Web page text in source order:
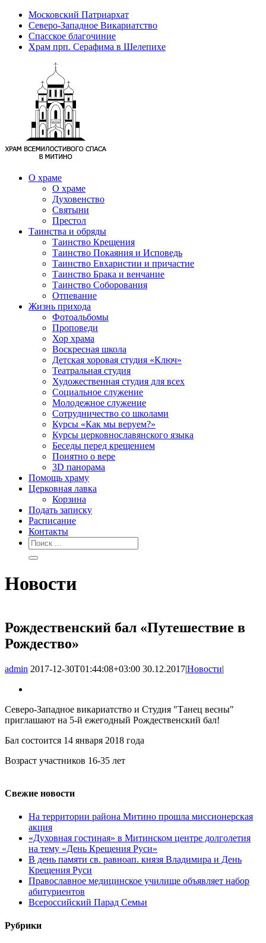
Московский Патриархат
Северо-Западное Викариатство
Спасское благочиние
Храм прп. Серафима в Шелепихе
О храме
О храме
Духовенство
Святыни
Престол
Таинства и обряды
Таинство Крещения
Таинство Покаяния и Исповедь
Таинство Евхаристии и причастие
Таинство Брака и венчание
Таинство Соборования
Отпевание
Жизнь прихода
Фотоальбомы
Проповеди
Хор храма
Воскресная школа
Детская хоровая студия «Ключ»
Театральная студия
Х​удожественная студия для всех
Социальное служение
Молодежное служение
Сотрудничество со школами
Курсы «Как мы веруем?»
Курсы церковнославянского языка
Беседы перед крещением
Понятно о вере
3D панорама
Помощь храму
Церковная лавка
Корзина
Подать записку
Расписание
Контакты
Новости
Рождественский бал «Путешествие в
Рождество»
admin 2017-12-30T01:44:08+03:00 30.12.2017|Новости|
Северо-Западное викариатство и Студия "Танец весны"
приглашают на 5-й ежегодный Рождественский бал!
Бал состоится 14 января 2018 года
Возраст участников 16-35 лет
Свежие новости
На территории района Митино прошла миссионерская
акция
«Духовная гостиная» в Митинском центре долголетия
на тему «День Крещения Руси»
В день памяти св. равноап. князя Владимира и День
Крещения Руси
Православное медицинское училище объявляет набор
абитуриентов
Всероссийский Парад Семьи
Рубрики